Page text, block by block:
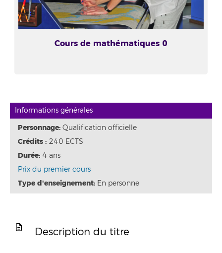
Cours de mathématiques 0
Informations générales
Personnage: Qualification officielle
Crédits : 240 ECTS
Durée: 4 ans
Prix du premier cours
Type d'enseignement: En personne
Description du titre